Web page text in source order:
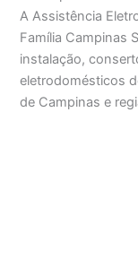
A Assistência
Família Campinas
instalação,
eletrodomésticos
de Campinas e